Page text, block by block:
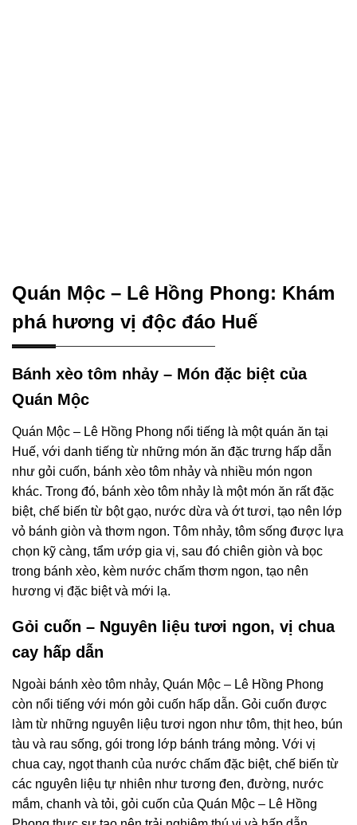
Quán Mộc – Lê Hồng Phong: Khám
phá hương vị độc đáo Huế
Bánh xèo tôm nhảy – Món đặc biệt của
Quán Mộc
Quán Mộc – Lê Hồng Phong nổi tiếng là một quán ăn tại
Huế, với danh tiếng từ những món ăn đặc trưng hấp dẫn
như gỏi cuốn, bánh xèo tôm nhảy và nhiều món ngon
khác. Trong đó, bánh xèo tôm nhảy là một món ăn rất đặc
biệt, chế biến từ bột gạo, nước dừa và ớt tươi, tạo nên lớp
vỏ bánh giòn và thơm ngon. Tôm nhảy, tôm sống được lựa
chọn kỹ càng, tẩm ướp gia vị, sau đó chiên giòn và bọc
trong bánh xèo, kèm nước chấm thơm ngon, tạo nên
hương vị đặc biệt và mới lạ.
Gỏi cuốn – Nguyên liệu tươi ngon, vị chua
cay hấp dẫn
Ngoài bánh xèo tôm nhảy, Quán Mộc – Lê Hồng Phong
còn nổi tiếng với món gỏi cuốn hấp dẫn. Gỏi cuốn được
làm từ những nguyên liệu tươi ngon như tôm, thịt heo, bún
tàu và rau sống, gói trong lớp bánh tráng mỏng. Với vị
chua cay, ngọt thanh của nước chấm đặc biệt, chế biến từ
các nguyên liệu tự nhiên như tương đen, đường, nước
mắm, chanh và tỏi, gỏi cuốn của Quán Mộc – Lê Hồng